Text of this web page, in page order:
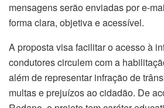
mensagens serão enviadas por e-
forma clara, objetiva e acessível.
A proposta visa facilitar o acesso à
condutores circulem com a
além de representar infração de
multas e prejuízos ao cidadão. De